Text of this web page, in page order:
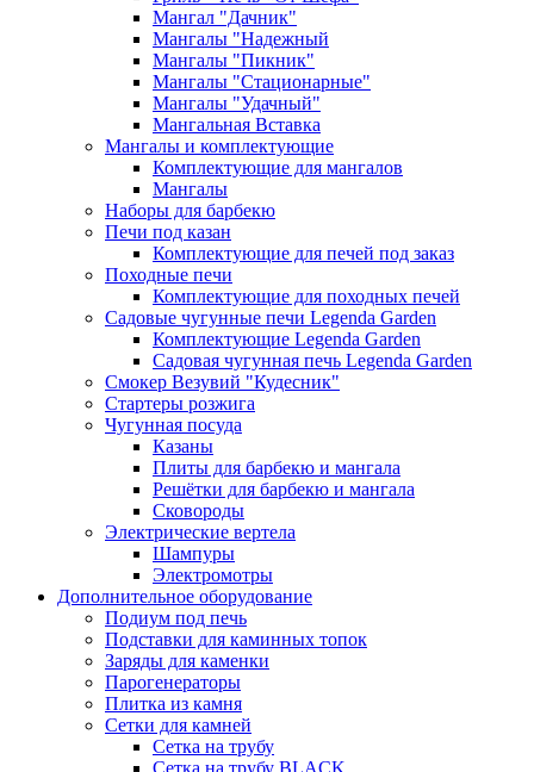
Мангал "Дачник"
Мангалы "Надежный
Мангалы "Пикник"
Мангалы "Стационарные"
Мангалы "Удачный"
Мангальная Вставка
Мангалы и комплектующие
Комплектующие для мангалов
Мангалы
Наборы для барбекю
Печи под казан
Комплектующие для печей под заказ
Походные печи
Комплектующие для походных печей
Садовые чугунные печи Legenda Garden
Комплектующие Legenda Garden
Садовая чугунная печь Legenda Garden
Смокер Везувий "Кудесник"
Стартеры розжига
Чугунная посуда
Казаны
Плиты для барбекю и мангала
Решётки для барбекю и мангала
Сковороды
Электрические вертела
Шампуры
Электромотры
Дополнительное оборудование
Подиум под печь
Подставки для каминных топок
Заряды для каменки
Парогенераторы
Плитка из камня
Сетки для камней
Сетка на трубу